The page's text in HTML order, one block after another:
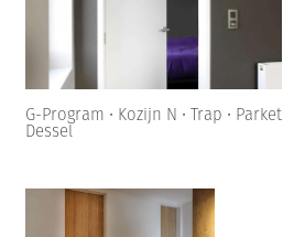
G-Program • Kozijn N • Trap • Parket
Dessel